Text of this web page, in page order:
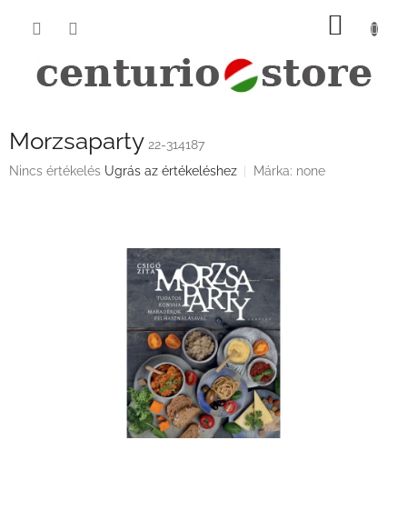
KOSÁR
Morzsaparty 22-314187
A
Nincs értékelés Ugrás az értékeléshez Márka: none